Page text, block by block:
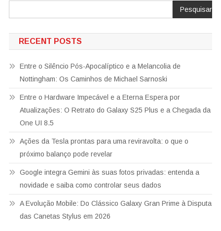
Pesquisar
RECENT POSTS
Entre o Silêncio Pós-Apocalíptico e a Melancolia de
Nottingham: Os Caminhos de Michael Sarnoski
Entre o Hardware Impecável e a Eterna Espera por
Atualizações: O Retrato do Galaxy S25 Plus e a Chegada da
One UI 8.5
Ações da Tesla prontas para uma reviravolta: o que o
próximo balanço pode revelar
Google integra Gemini às suas fotos privadas: entenda a
novidade e saiba como controlar seus dados
A Evolução Mobile: Do Clássico Galaxy Gran Prime à Disputa
das Canetas Stylus em 2026